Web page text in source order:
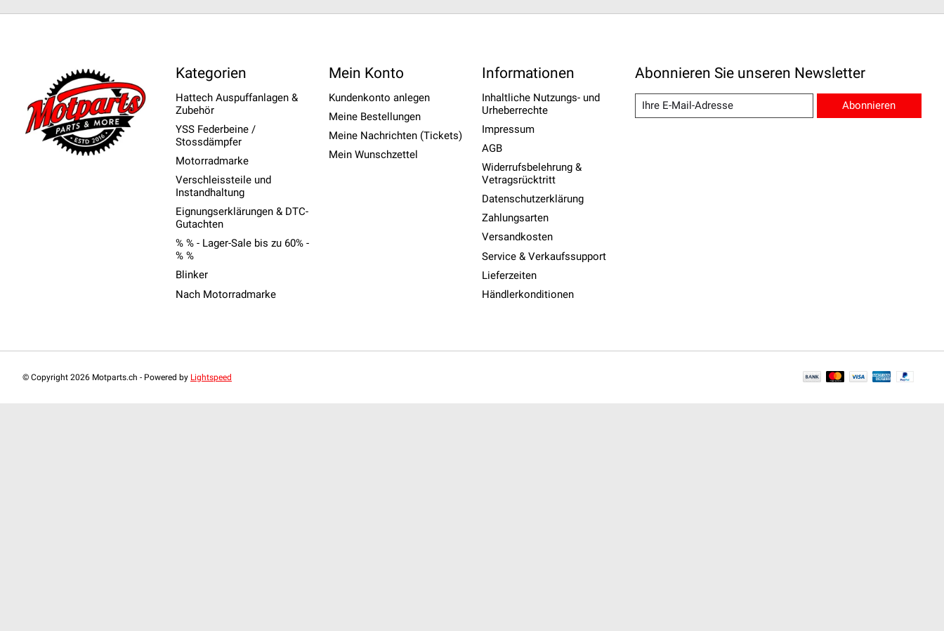
Kategorien
Hattech Auspuffanlagen &
Zubehör
YSS Federbeine /
Stossdämpfer
Motorradmarke
Verschleissteile und
Instandhaltung
Eignungserklärungen & DTC-
Gutachten
% % - Lager-Sale bis zu 60% -
% %
Blinker
Nach Motorradmarke
Mein Konto
Kundenkonto anlegen
Meine Bestellungen
Meine Nachrichten (Tickets)
Mein Wunschzettel
Informationen
Inhaltliche Nutzungs- und
Urheberrechte
Impressum
AGB
Widerrufsbelehrung &
Vetragsrücktritt
Datenschutzerklärung
Zahlungsarten
Versandkosten
Service & Verkaufssupport
Lieferzeiten
Händlerkonditionen
Abonnieren Sie unseren Newsletter
Abonnieren
© Copyright 2026 Motparts.ch - Powered by Lightspeed